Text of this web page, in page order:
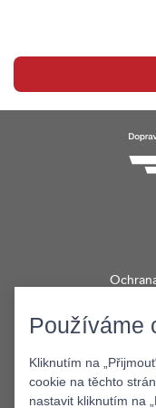
©2026.
Používáme
Kliknutím na
cookie na těchto
nastavit kliknutím na